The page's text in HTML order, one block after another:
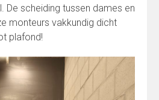
De scheiding tussen dames en
monteurs vakkundig dicht
plafond!